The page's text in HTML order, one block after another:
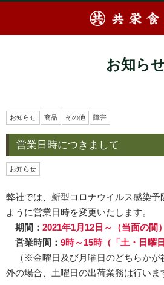
お知ら
お知らせ 商品 その他 障害
営業日時につきまして
お知らせ
弊社では、新型コロナウイルス感染
ように営業日時を変更いたします。
期間： 2021年1月12日～（当面の間）
営業時間： 9時～15時（「土・日曜
（※金曜日及び月曜日のどちらかが
外の場合、土曜日の出荷業務は行いま